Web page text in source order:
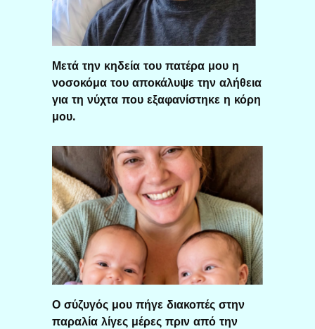
Μετά την κηδεία του πατέρα μου η
νοσοκόμα του αποκάλυψε την αλήθεια
για τη νύχτα που εξαφανίστηκε η κόρη
μου.
Ο σύζυγός μου πήγε διακοπές στην
παραλία λίγες μέρες πριν από την